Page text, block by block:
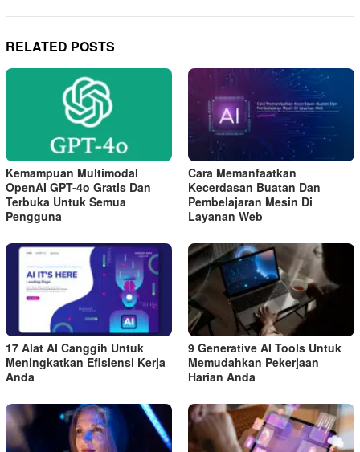
RELATED POSTS
Kemampuan Multimodal
OpenAI GPT-4o Gratis Dan
Terbuka Untuk Semua
Pengguna
Cara Memanfaatkan
Kecerdasan Buatan Dan
Pembelajaran Mesin Di
Layanan Web
17 Alat AI Canggih Untuk
Meningkatkan Efisiensi Kerja
Anda
9 Generative AI Tools Untuk
Memudahkan Pekerjaan
Harian Anda